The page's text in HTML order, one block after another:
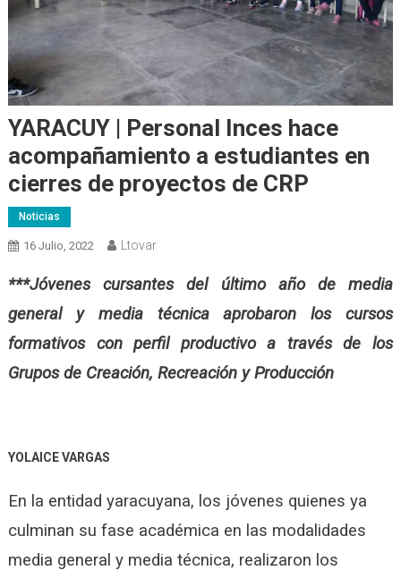
YARACUY | Personal Inces hace
acompañamiento a estudiantes en
cierres de proyectos de CRP
Noticias
16 Julio, 2022 Ltovar
***Jóvenes cursantes del último año de media
general y media técnica aprobaron los cursos
formativos con perfil productivo a través de los
Grupos de Creación, Recreación y Producción
YOLAICE VARGAS
En la entidad yaracuyana, los jóvenes quienes ya
culminan su fase académica en las modalidades
media general y media técnica, realizaron los